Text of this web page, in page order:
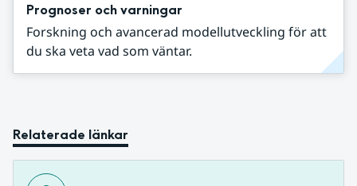
Prognoser och varningar
Forskning och avancerad modellutveckling för att
du ska veta vad som väntar.
Relaterade länkar